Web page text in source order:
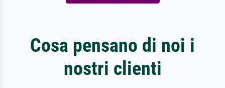
Cosa pensano di noi i
nostri clienti